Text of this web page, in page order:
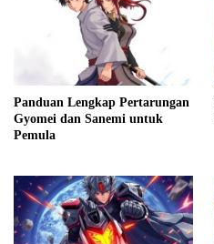
Panduan Lengkap Pertarungan
Gyomei dan Sanemi untuk
Pemula